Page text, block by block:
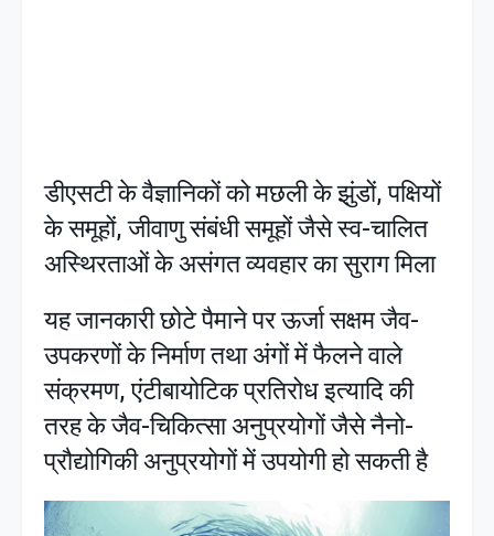
डीएसटी के वैज्ञानिकों को मछली के झुंडों, पक्षियों
के समूहों, जीवाणु संबंधी समूहों जैसे स्व-चालित
अस्थिरताओं के असंगत व्यवहार का सुराग मिला
यह जानकारी छोटे पैमाने पर ऊर्जा सक्षम जैव-
उपकरणों के निर्माण तथा अंगों में फैलने वाले
संक्रमण, एंटीबायोटिक प्रतिरोध इत्यादि की
तरह के जैव-चिकित्सा अनुप्रयोगों जैसे नैनो-
प्रौद्योगिकी अनुप्रयोगों में उपयोगी हो सकती है